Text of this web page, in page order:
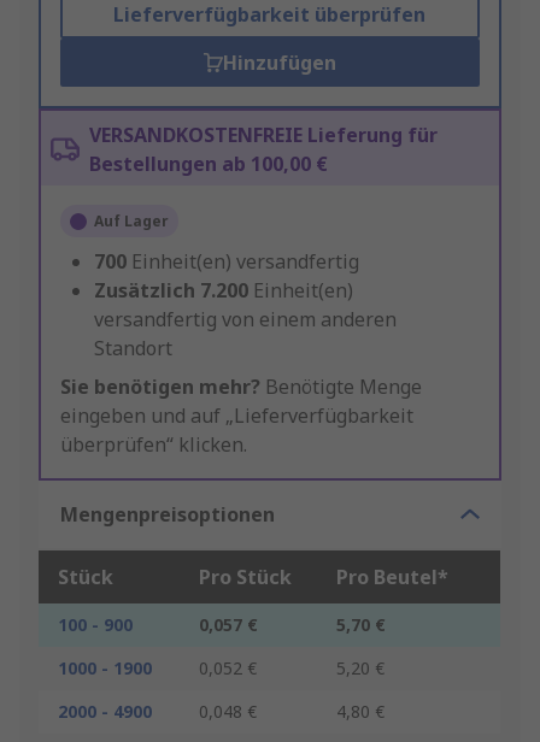
Lieferverfügbarkeit überprüfen
Hinzufügen
VERSANDKOSTENFREIE Lieferung für
Bestellungen ab 100,00 €
Auf Lager
700 Einheit(en) versandfertig
Zusätzlich 7.200 Einheit(en)
versandfertig von einem anderen
Standort
Sie benötigen mehr? Benötigte Menge
eingeben und auf „Lieferverfügbarkeit
überprüfen“ klicken.
Mengenpreisoptionen
Stück Pro Stück Pro Beutel*
100 - 900 0,057 €
5,70 €
1000 - 1900
0,052 €
5,20 €
2000 - 4900
0,048 €
4,80 €